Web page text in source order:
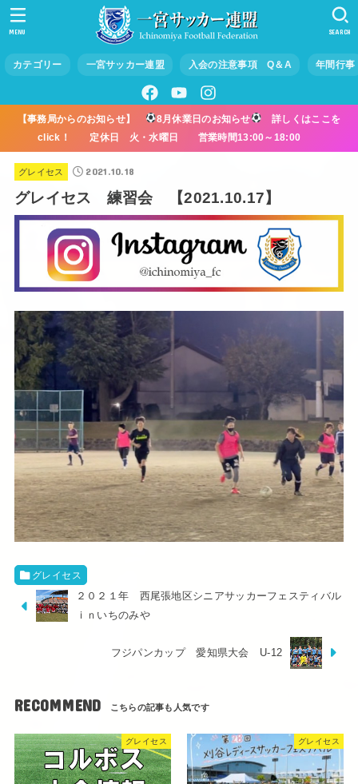
カテゴリー 一宮サッカー連盟 入会の注意事項 Q＆A 年間行事
SEARCH
MENU
【事務局からのお知らせ】 8月休業日のお知らせ
詳しくはここを
click！ 定休日 火・水曜日 営業時間13:00～18:00
グレイセス 2021.10.18
グレイセス 練習会 【2021.10.17】
グレイセス
２０２１年 西尾張地区シニアサッカーフェスティバル
ｉｎいちのみや
フジパンカップ 愛知県大会 U-12
RECOMMEND
グレイセス グレイセス